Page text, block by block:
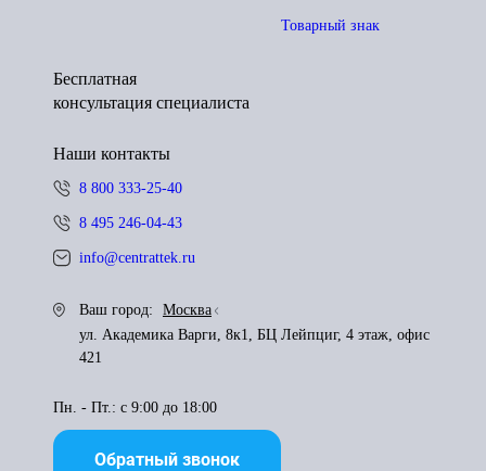
Товарный знак
Бесплатная
консультация специалиста
Наши контакты
8 800 333-25-40
8 495 246-04-43
info@centrattek.ru
Ваш город:
Москва
ул. Академика Варги, 8к1, БЦ Лейпциг, 4 этаж, офис
421
Пн. - Пт.: с 9:00 до 18:00
Обратный звонок